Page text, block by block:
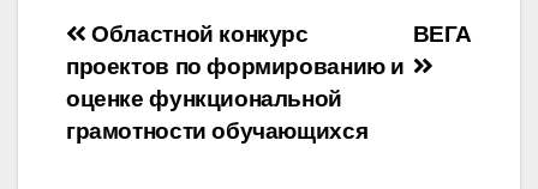
Навигация
по
записям
ВЕГА
Областной конкурс
проектов по формированию и
оценке функциональной
грамотности обучающихся